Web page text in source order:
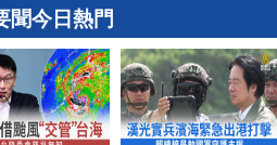
聞今日熱門